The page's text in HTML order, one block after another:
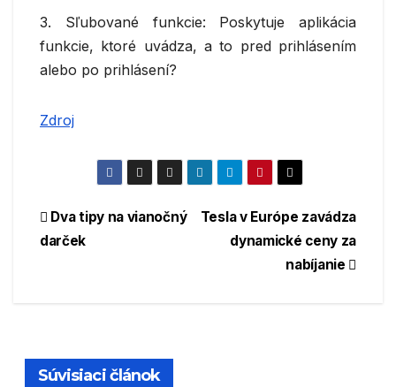
3. Sľubované funkcie: Poskytuje aplikácia
funkcie, ktoré uvádza, a to pred prihlásením
alebo po prihlásení?
Zdroj
Navigácia
Tesla v Európe zavádza
dynamické ceny za
nabíjanie
Dva tipy na vianočný
darček
Súvisiaci článok